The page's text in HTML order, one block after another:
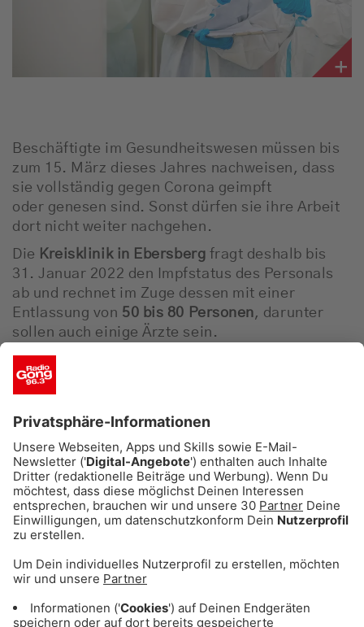
Programm
Werbung
Beschäftigte im Gesundheitswesen müssen bis
zum 15. März dieses Jahres nachweisen, dass
sie vollständig gegen Corona geimpft
oder genesen sind. Sonst dürfen sie ihre Arbeit
dort nicht weiter nachgehen.
Die Kreisklinik in Ebersberg fragt deshalb bis
31. Januar 2022 den Impfstatus des Personals
ab und rechnet im Zuge dessen mit einer
Entlassung von 50 bis 80 Personen, darunter
sollen auch einige Ärzte sein.
Bis 15. März 2022 muss das Haus dann die
Namen der Beschäftigten, die keinen Nachweis
erbracht haben, an das
melden.
Das Gesundheitsamt wird dann
voraussichtlich einBeschäftigungs- und
Betretungsverbot für die Betroffenen erlassen.
Der Geschäftsführer der Klinik möchte
allerdings durch Einzelgespräche noch den ein
der Impfung überzeugen.
Das verlorene Personal soll dann mit
Bewerber*innen aus anderen